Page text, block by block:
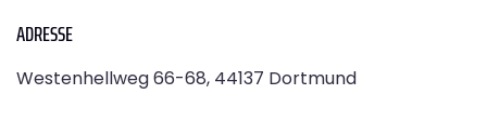
ADRESSE
Westenhellweg 66-68, 44137 Dortmund